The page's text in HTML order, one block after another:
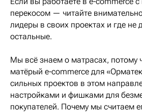
перекосом — читайте
лидеры в своих проектах и где не
остальные.
Мы всё знаем о матрасах, потому
матёрый e-commerce для
сильных проектов в этом
настройками и фишками для
покупателей. Почему мы считаем